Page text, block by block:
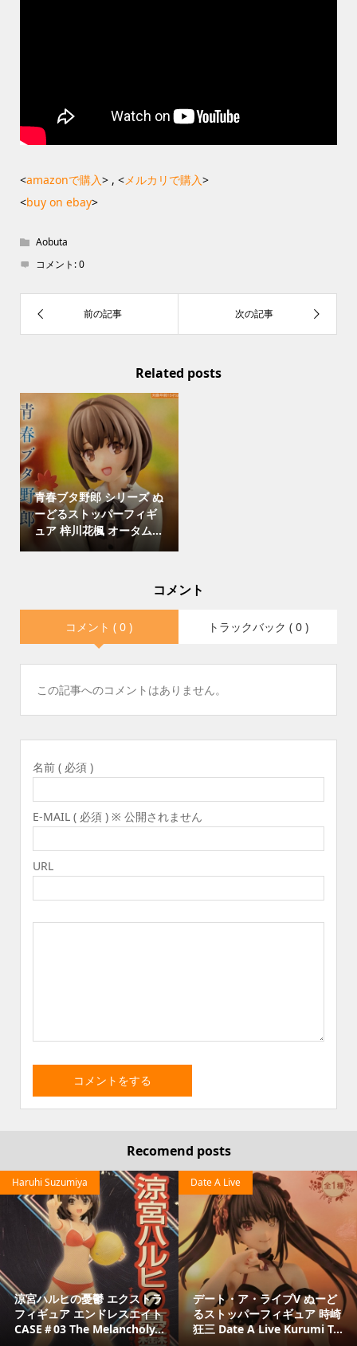
<amazonで購入> , <メルカリで購入>
<buy on ebay>
Aobuta
コメント:0
Related posts
青春ブタ野郎 シリーズ ぬ
ーどるストッパーフィギ
ュア 梓川花楓 オータム...
コメント
コメント ( 0 ) トラックバック ( 0 )
この記事へのコメントはありません。
名前 ( 必須 )
E-MAIL ( 必須 ) ※ 公開されません
URL
Recomend posts
涼宮ハルヒの憂鬱 エクストラ
フィギュア エンドレスエイト
CASE＃03 The Melancholy...
Haruhi Suzumiya
デート・ア・ライブV ぬーど
るストッパーフィギュア 時崎
狂三 Date A Live Kurumi T...
Date A Live